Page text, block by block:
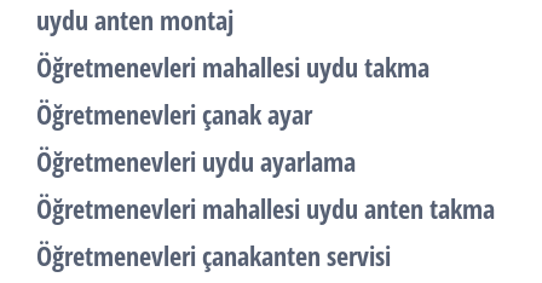
uydu anten montaj
Öğretmenevleri mahallesi uydu takma
Öğretmenevleri çanak ayar
Öğretmenevleri uydu ayarlama
Öğretmenevleri mahallesi uydu anten takma
Öğretmenevleri çanakanten servisi